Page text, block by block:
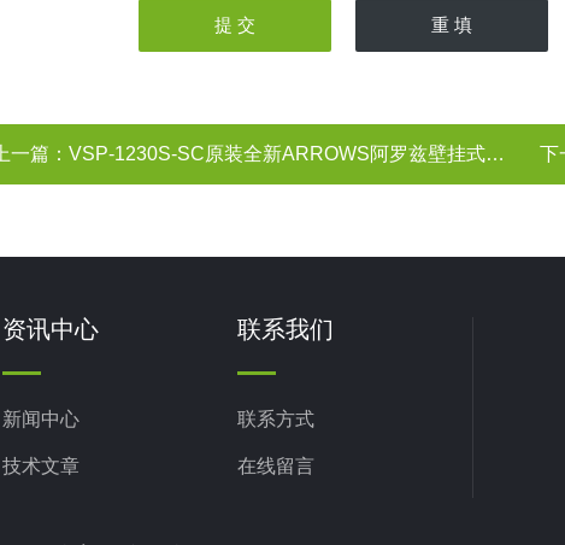
上一篇： ​​VSP-1230S-SC原装全新ARROWS阿罗兹壁挂式电压降保护器 下
资讯中心
新闻中心
技术文章
联系我们
联系方式
在线留言